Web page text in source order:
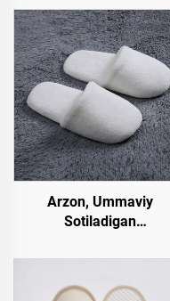
Arzon, Ummaviy
Sotiladigan
Tufliklari, Erkaklar va